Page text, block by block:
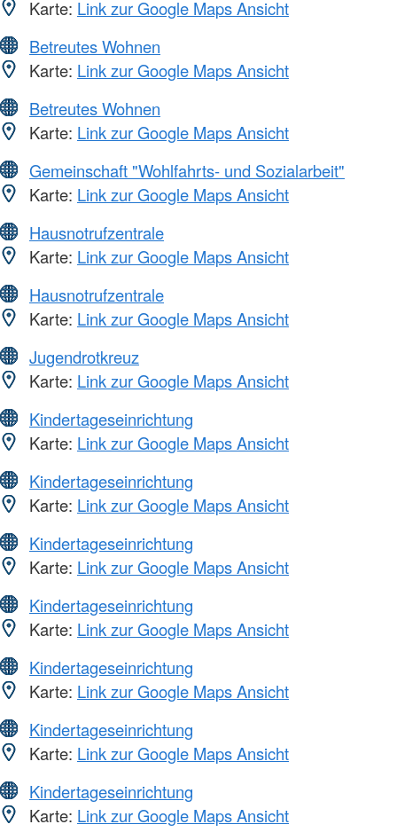
Karte: Link zur Google Maps Ansicht
Betreutes Wohnen
Karte: Link zur Google Maps Ansicht
Betreutes Wohnen
Karte: Link zur Google Maps Ansicht
Gemeinschaft "Wohlfahrts- und Sozialarbeit"
Karte: Link zur Google Maps Ansicht
Hausnotrufzentrale
Karte: Link zur Google Maps Ansicht
Hausnotrufzentrale
Karte: Link zur Google Maps Ansicht
Jugendrotkreuz
Karte: Link zur Google Maps Ansicht
Kindertageseinrichtung
Karte: Link zur Google Maps Ansicht
Kindertageseinrichtung
Karte: Link zur Google Maps Ansicht
Kindertageseinrichtung
Karte: Link zur Google Maps Ansicht
Kindertageseinrichtung
Karte: Link zur Google Maps Ansicht
Kindertageseinrichtung
Karte: Link zur Google Maps Ansicht
Kindertageseinrichtung
Karte: Link zur Google Maps Ansicht
Kindertageseinrichtung
Karte: Link zur Google Maps Ansicht